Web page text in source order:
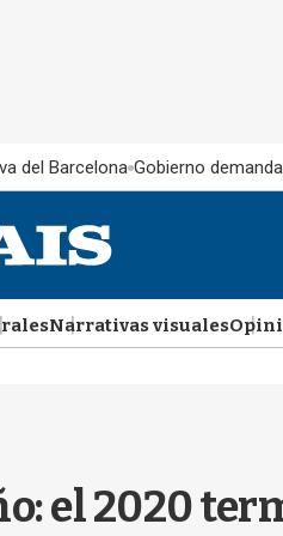
del Barcelona Gobierno
Narrativas visuales
el 2020